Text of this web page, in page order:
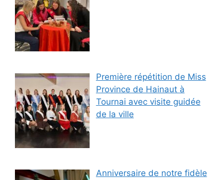
Première répétition de Miss
Province de Hainaut à
Tournai avec visite guidée
de la ville
Anniversaire de notre fidèle